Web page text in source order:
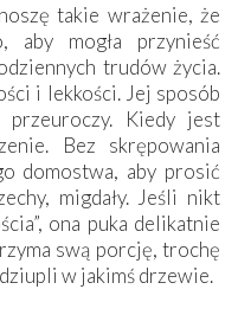
takie wrażenie, że
mogła przynieść
trudów życia.
i lekkości. Jej sposób
Kiedy jest
Bez skrępowania
domostwa, aby prosić
migdały. Jeśli nikt
ona puka delikatnie
swą porcję, trochę
w jakimś drzewie.